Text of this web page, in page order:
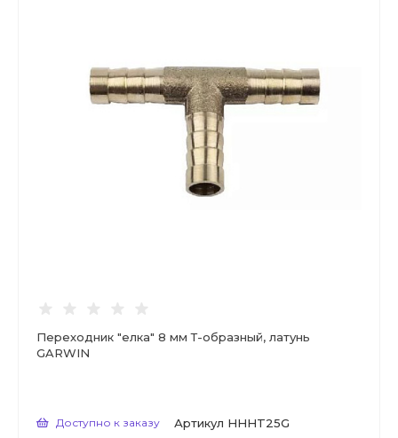
Переходник "елка" 8 мм Т-образный, латунь
GARWIN
Доступно к заказу Артикул HHHT25G